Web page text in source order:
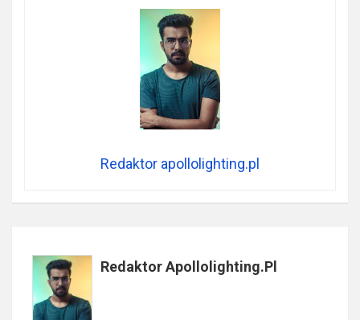
Redaktor apollolighting.pl
Redaktor Apollolighting.pl